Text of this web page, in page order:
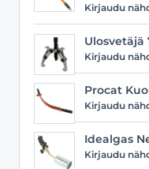
Kirjaudu
Ulosvetäjä
Kirjaudu
Procat
Kirjaudu
Idealgas
Kirjaudu